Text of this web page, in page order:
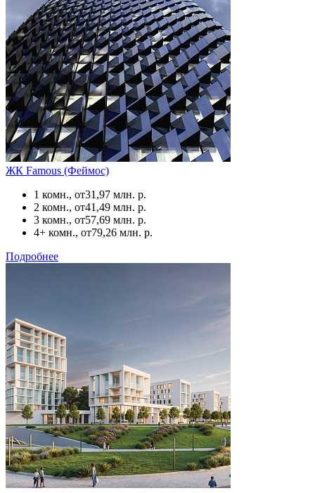
ЖК Famous (Феймос)
1 комн., от31,97 млн. р.
2 комн., от41,49 млн. р.
3 комн., от57,69 млн. р.
4+ комн., от79,26 млн. р.
Подробнее